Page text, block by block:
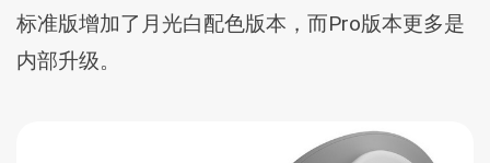
标准版增加了月光白配色版本，而Pro版本更多是
内部升级。